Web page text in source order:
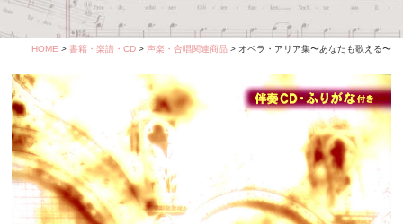
HOME > 書籍・楽譜・CD> 声楽・合唱関連商品> オペラ・アリア集〜あなたも歌える〜